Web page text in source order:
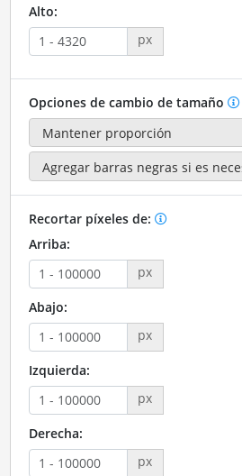
Alto:
px
Opciones de cambio de tamaño
Recortar píxeles de:
Arriba:
px
Abajo:
px
Izquierda:
px
Derecha:
px